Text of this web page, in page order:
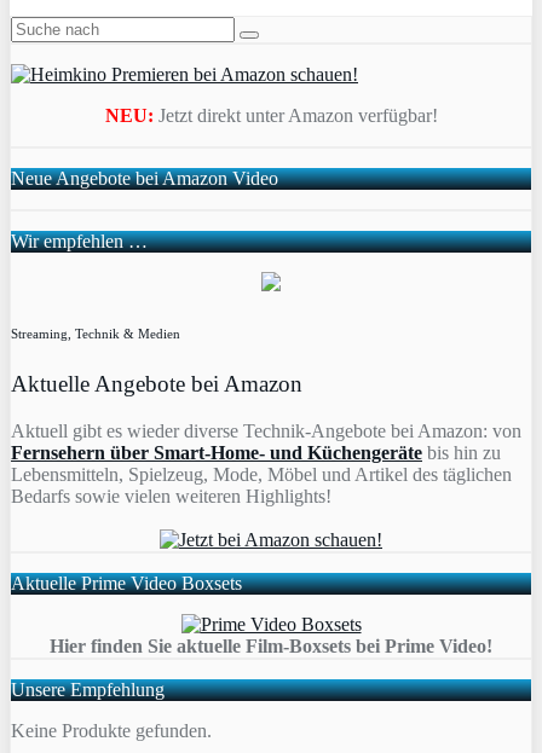
NEU: Jetzt direkt unter Amazon verfügbar!
Neue Angebote bei Amazon Video
Wir empfehlen …
Streaming, Technik & Medien
Aktuelle Angebote bei Amazon
Aktuell gibt es wieder diverse Technik-Angebote bei Amazon: von
Fernsehern über Smart-Home- und Küchengeräte bis hin zu
Lebensmitteln, Spielzeug, Mode, Möbel und Artikel des täglichen
Bedarfs sowie vielen weiteren Highlights!
Aktuelle Prime Video Boxsets
Hier finden Sie aktuelle Film-Boxsets bei Prime Video!
Unsere Empfehlung
Keine Produkte gefunden.